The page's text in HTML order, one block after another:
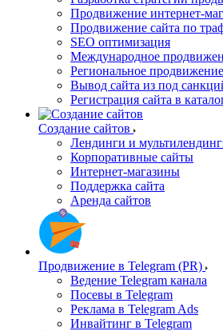
Продвижение интернет-
Продвижение сайта по
SEO оптимизация
Международное
Региональное продвижение
Вывод сайта из под
Регистрация сайта в
Создание сайтов
Лендинги и
Корпоративные сайты
Интернет-магазины
Поддержка сайта
Аренда сайтов
Продвижение в Telegram (PR)
Ведение Telegram канала
Посевы в Telegram
Реклама в Telegram Ads
Инвайтинг в Telegram